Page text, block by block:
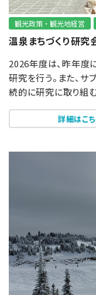
観光政策・観光地経営
温泉まちづくり研究
2026年度は、昨年度
研究を行う。また、サ
続的に研究に取り組む
詳細はこち